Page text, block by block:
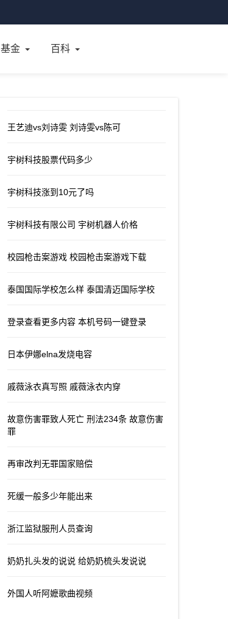
基金 百科
王艺迪vs刘诗雯 刘诗雯vs陈可
宇树科技股票代码多少
宇树科技涨到10元了吗
宇树科技有限公司 宇树机器人价格
校园枪击案游戏 校园枪击案游戏下载
泰国国际学校怎么样 泰国清迈国际学校
登录查看更多内容 本机号码一键登录
日本伊娜elna发烧电容
戚薇泳衣真写照 戚薇泳衣内穿
故意伤害罪致人死亡 刑法234条 故意伤害
罪
再审改判无罪国家赔偿
死缓一般多少年能出来
浙江监狱服刑人员查询
奶奶扎头发的说说 给奶奶梳头发说说
外国人听阿嬷歌曲视频